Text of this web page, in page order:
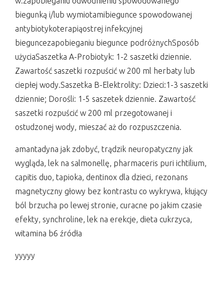
biegunką i/lub wymiotamibiegunce spowodowanej
antybiotykoterapiąostrej infekcyjnej
bieguncezapobieganiu biegunce podróżnychSposób
użyciaSaszetka A-Probiotyk: 1-2 saszetki dziennie.
Zawartość saszetki rozpuścić w 200 ml herbaty lub
ciepłej wody.Saszetka B-Elektrolity: Dzieci:1-3 saszetki
dziennie; Dorośli: 1-5 saszetek dziennie. Zawartość
saszetki rozpuścić w 200 ml przegotowanej i
ostudzonej wody, mieszać aż do rozpuszczenia.
amantadyna jak zdobyć, trądzik neuropatyczny jak
wygląda, lek na salmonellę, pharmaceris puri ichtilium,
capitis duo, tapioka, dentinox dla dzieci, rezonans
magnetyczny głowy bez kontrastu co wykrywa, kłujący
ból brzucha po lewej stronie, curacne po jakim czasie
efekty, synchroline, lek na erekcje, dieta cukrzyca,
witamina b6 źródła
yyyyy